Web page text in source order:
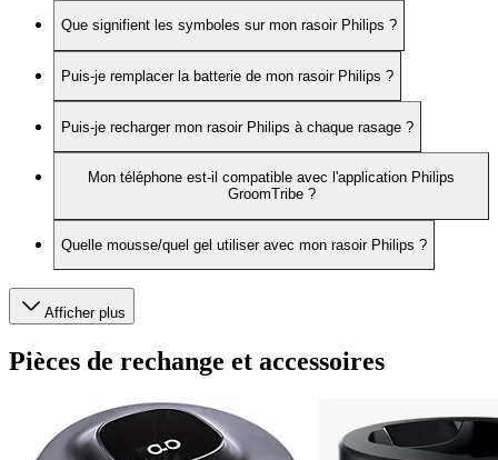
Que signifient les symboles sur mon rasoir Philips ?
Puis-je remplacer la batterie de mon rasoir Philips ?
Puis-je recharger mon rasoir Philips à chaque rasage ?
Mon téléphone est-il compatible avec l'application Philips
GroomTribe ?
Quelle mousse/quel gel utiliser avec mon rasoir Philips ?
Afficher plus
Pièces de rechange et accessoires